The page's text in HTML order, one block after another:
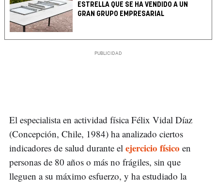
ESTRELLA QUE SE HA VENDIDO A UN
GRAN GRUPO EMPRESARIAL
El especialista en actividad física Félix Vidal Díaz
(Concepción, Chile, 1984) ha analizado ciertos
indicadores de salud durante el ejercicio físico en
personas de 80 años o más no frágiles, sin que
lleguen a su máximo esfuerzo, y ha estudiado la